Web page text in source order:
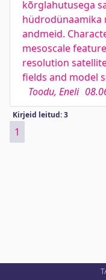
kõrglahutusega
hüdrodünaamika
andmeid.
mesoscale
resolution
fields and model
Toodu, Eneli
Kirjeid leitud: 3
1